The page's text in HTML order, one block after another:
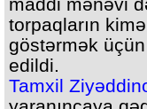
torpaqların
göstərmək
edildi.
Tamxil